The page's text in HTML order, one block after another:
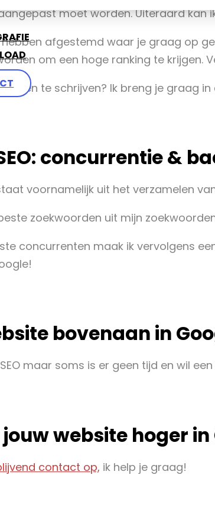
moet worden. Uiteraard kan
afgestemd waar je graag op
om een hoge ranking te krijgen.
te schrijven? Ik breng je graag
concurrentie &
voornamelijk uit het verzamelen
zoekwoorden uit mijn
concurrenten maak ik vervolgens
bovenaan in
maar soms is er geen tijd en wil
website hoger in
contact op, ik help je graag!